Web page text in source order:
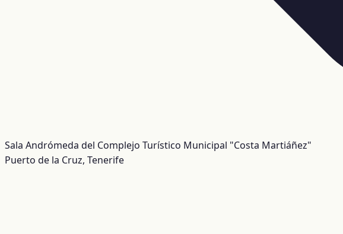
Sala Andrómeda del Complejo Turístico Municipal "Costa Martiáñez"
Puerto de la Cruz, Tenerife